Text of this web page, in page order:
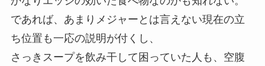
であれば、あまりメジャーとは言えない現在の立
ち位置も一応の説明が付くし、
さっきスープを飲み干して困っていた人も、空腹